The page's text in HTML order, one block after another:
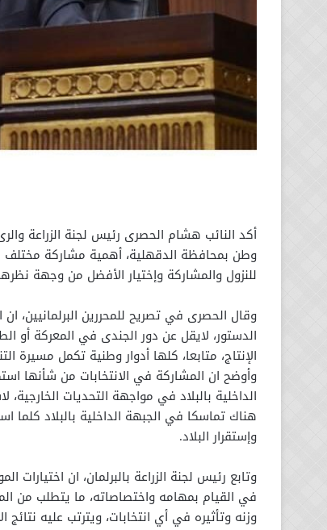
أكد النائب هشام الحصرى رئيس لجنة الزراعة
وطن بمحافظة الدقهلية، أهمية مشاركة مختلف
للنزول والمشاركة وإختيار الأفضل من وجهة
وقال الحصرى في تصريح للمحررين
الدستور، لايقل عن دور الجندى في المعركة أو
الإنتاج، متابعا، كلها أدوار وطنية تكمل مسيرة
وأوضح ان المشاركة في الانتخابات من شأنها
الداخلية بالبلاد في مواجهة التحديات
هناك تماسكا في الجبهة الداخلية بالبلاد
وإستقرار البلاد.
وتابع رئيس لجنة الزراعة بالبرلمان، ان
في القيام بمهامه واختصاصاته، ما يتطلب من
وزنه وتأثيره في أي انتخابات، ويترتب عليه نتائج